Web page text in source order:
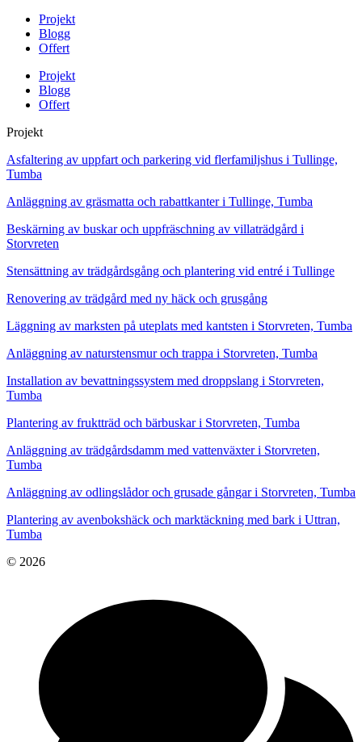
Projekt
Blogg
Offert
Projekt
Blogg
Offert
Projekt
Asfaltering av uppfart och parkering vid flerfamiljshus i Tullinge,
Tumba
Anläggning av gräsmatta och rabattkanter i Tullinge, Tumba
Beskärning av buskar och uppfräschning av villaträdgård i
Storvreten
Stensättning av trädgårdsgång och plantering vid entré i Tullinge
Renovering av trädgård med ny häck och grusgång
Läggning av marksten på uteplats med kantsten i Storvreten, Tumba
Anläggning av naturstensmur och trappa i Storvreten, Tumba
Installation av bevattningssystem med droppslang i Storvreten,
Tumba
Plantering av fruktträd och bärbuskar i Storvreten, Tumba
Anläggning av trädgårdsdamm med vattenväxter i Storvreten,
Tumba
Anläggning av odlingslådor och grusade gångar i Storvreten, Tumba
Plantering av avenbokshäck och marktäckning med bark i Uttran,
Tumba
© 2026